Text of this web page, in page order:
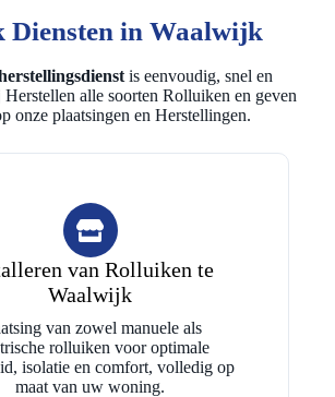
Diensten in Waalwijk
is eenvoudig, snel en
alle soorten Rolluiken en geven
onze plaatsingen en Herstellingen.
van Rolluiken te
Waalwijk
van zowel manuele als
rolluiken voor optimale
isolatie en comfort, volledig op
maat van uw woning.